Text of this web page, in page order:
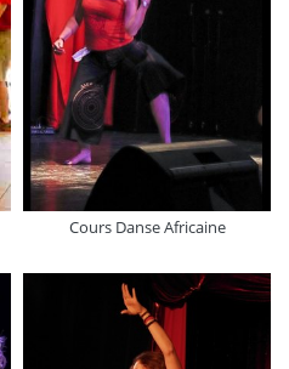
Cours Danse Africaine